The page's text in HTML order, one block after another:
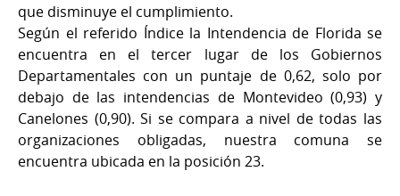
que disminuye el cumplimiento.
Según el referido Índice la Intendencia de Florida se
encuentra en el tercer lugar de los Gobiernos
Departamentales con un puntaje de 0,62, solo por
debajo de las intendencias de Montevideo (0,93) y
Canelones (0,90). Si se compara a nivel de todas las
organizaciones obligadas, nuestra comuna se
encuentra ubicada en la posición 23.